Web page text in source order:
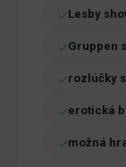
Lesby
Gruppen
rozlúčky
erotická
možná